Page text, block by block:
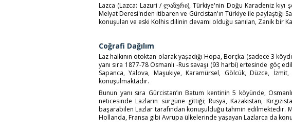
Lazca (Lazca: Lazuri / ლაზური), Türkiye'nin Doğu Karadeniz
Melyat Deresi'nden itibaren ve Gürcistan'ın Türkiye ile paylaştığı
konuşulan ve eski Kolhis dilinin devamı olduğu sanılan, Zanik bir
Coğrafi Dağılım
Laz halkının otoktan olarak yaşadığı Hopa, Borçka (sadece 3
yanı sıra 1877-78 Osmanlı -Rus savaşı (93 harbi) ertesinde göç
Sapanca, Yalova, Maşukiye, Karamürsel, Gölcük, Düzce,
konuşulmaktadır.
Bunun yanı sıra Gürcistan’ın Batum kentinin 5 köyünde,
neticesinde Lazların sürgüne gittiği; Rusya, Kazakistan,
başarabilen Lazlar tarafından konuşulduğu tahmin edilmektedir.
Hollanda, Fransa gibi Avrupa ülkelerinde yaşayan Lazlarca da